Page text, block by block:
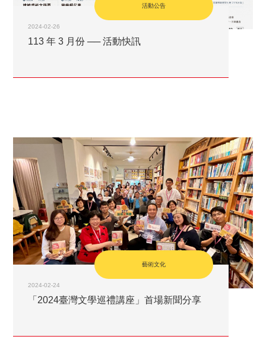
活動公告
2024-02-26
113 年 3 月份 ── 活動快訊
藝術文化
2024-02-24
「2024臺灣文學巡禮講座」首場新聞分享